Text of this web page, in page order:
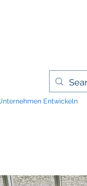
Entwickeln